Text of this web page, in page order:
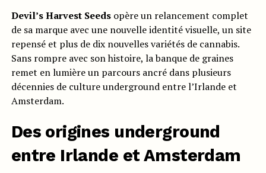
Devil’s Harvest Seedsopère un relancement complet
de sa marque avec une nouvelle identité visuelle, un site
repensé et plus de dix nouvelles variétés de cannabis.
Sans rompre avec son histoire, la banque de graines
remet en lumière un parcours ancré dans plusieurs
décennies de culture underground entre l’Irlande et
Amsterdam.
Des origines underground
entre Irlande et Amsterdam